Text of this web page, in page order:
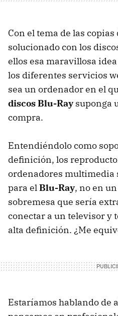
Con el tema de las
solucionado con los
ellos esa maravillosa
los diferentes servicios
sea un ordenador en el
discos Blu-Raysuponga
compra.
Entendiéndolo como
definición, los
ordenadores multimedia
para elBlu-Ray, no en
sobremesa que sería
conectar a un televisor y
alta definición. ¿Me
Estaríamos hablando de